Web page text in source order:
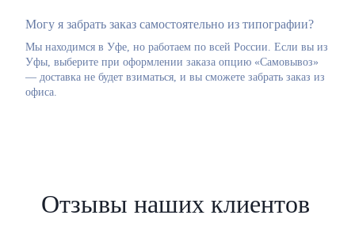
Могу я забрать заказ самостоятельно из типографии?
Мы находимся в Уфе, но работаем по всей России. Если вы из
Уфы, выберите при оформлении заказа опцию «Самовывоз»
— доставка не будет взиматься, и вы сможете забрать заказ из
офиса.
Отзывы наших клиентов